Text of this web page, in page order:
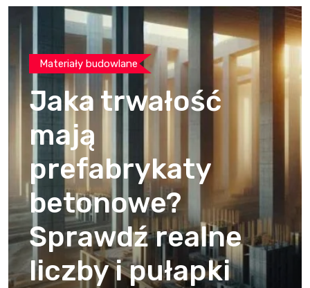
Materiały budowlane
Jaka trwałość
mają
prefabrykaty
betonowe?
Sprawdź realne
liczby i pułapki